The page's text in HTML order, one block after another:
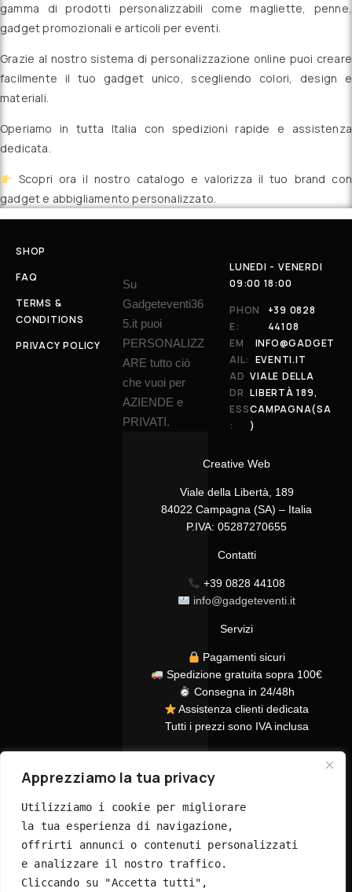
Apprezziamo la tua privacy
Utilizziamo i cookie per migliorare
la tua esperienza di navigazione,
offrirti annunci o contenuti personalizzati
e analizzare il nostro traffico.
Cliccando su "Accetta tutti",
gamma di prodotti personalizzabili come magliette, penne,
gadget promozionali e articoli per eventi.
Grazie al nostro sistema di personalizzazione online puoi creare
facilmente il tuo gadget unico, scegliendo colori, design e
materiali.
Operiamo in tutta Italia con spedizioni rapide e assistenza
dedicata.
Scopri ora il nostro catalogo e valorizza il tuo brand con
gadget e abbigliamento personalizzato.
SHOP
FAQ
TERMS &
CONDITIONS
PRIVACY POLICY
Su
Gadgeteventi36
5.it puoi
PERSONALIZZ
ARE tutto ciò
che vuoi per
AZIENDE e
PRIVATI.
Creative Web
Viale della Libertà, 189
84022 Campagna (SA) – Italia
P.IVA: 05287270655
Contatti
+39 0828 44108
info@gadgeteventi.it
Servizi
Pagamenti sicuri
Spedizione gratuita sopra 100€
Consegna in 24/48h
Assistenza clienti dedicata
Tutti i prezzi sono IVA inclusa
LUNEDI - VENERDI
09:00 18:00
PHON
E:
+39 0828
44108
EM
AIL:
INFO@GADGET
EVENTI.IT
AD
DR
ESS
:
VIALE DELLA
LIBERTÀ 189,
CAMPAGNA(SA
)
© 2026 GadgetEventi365.it - Tutti i diritti riservati